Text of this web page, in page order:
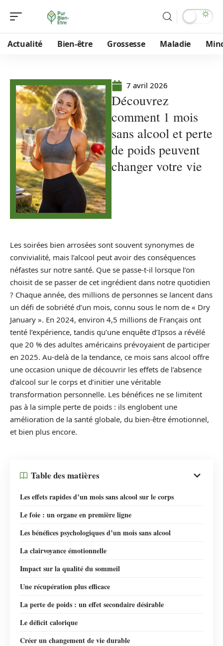
Actualité Bien-être Grossesse Maladie
7 avril 2026
Découvrez
comment 1 mois
sans alcool et perte
de poids peuvent
changer votre vie
Les soirées bien arrosées sont souvent synonymes de
convivialité, mais l’alcool peut avoir des conséquences
néfastes sur notre santé. Que se passe-t-il lorsque l’on
choisit de se passer de cet ingrédient dans notre quotidien
? Chaque année, des millions de personnes se lancent dans
un défi de sobriété d’un mois, connu sous le nom de « Dry
January ». En 2024, environ 4,5 millions de Français ont
tenté l’expérience, tandis qu’une enquête d’Ipsos a révélé
que 20 % des adultes américains prévoyaient de participer
en 2025. Au-delà de la tendance, ce mois sans alcool offre
une occasion unique de découvrir les effets de l’absence
d’alcool sur le corps et d’initier une véritable
transformation personnelle. Les bénéfices ne se limitent
pas à la simple perte de poids : ils englobent une
amélioration de la santé globale, du bien-être émotionnel,
et bien plus encore.
Table des matières
Les effets rapides d’un mois sans alcool sur le corps
Le foie : un organe en première ligne
Les bénéfices psychologiques d’un mois sans alcool
La clairvoyance émotionnelle
Impact sur la qualité du sommeil
Une récupération plus efficace
La perte de poids : un effet secondaire désirable
Le déficit calorique
Créer un changement de vie durable